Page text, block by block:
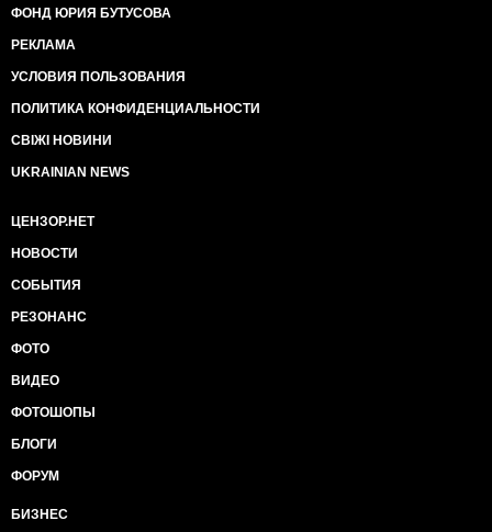
ФОНД ЮРИЯ БУТУСОВА
РЕКЛАМА
УСЛОВИЯ ПОЛЬЗОВАНИЯ
ПОЛИТИКА КОНФИДЕНЦИАЛЬНОСТИ
СВІЖІ НОВИНИ
UKRAINIAN NEWS
ЦЕНЗОР.НЕТ
НОВОСТИ
СОБЫТИЯ
РЕЗОНАНС
ФОТО
ВИДЕО
ФОТОШОПЫ
БЛОГИ
ФОРУМ
БИЗНЕС